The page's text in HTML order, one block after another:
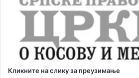
Кликните на слику за преузимање